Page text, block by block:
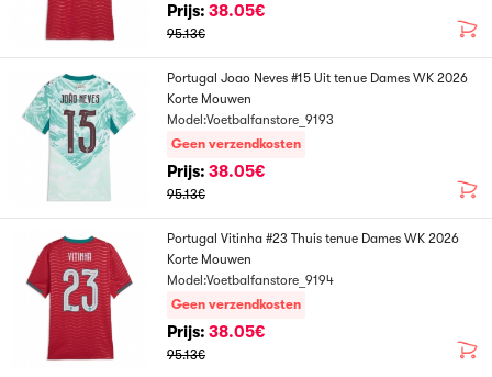
Prijs: 38.05€
95.13€
Portugal Joao Neves #15 Uit tenue Dames WK 2026
Korte Mouwen
Model:Voetbalfanstore_9193
Geen verzendkosten
Prijs: 38.05€
95.13€
Portugal Vitinha #23 Thuis tenue Dames WK 2026
Korte Mouwen
Model:Voetbalfanstore_9194
Geen verzendkosten
Prijs: 38.05€
95.13€